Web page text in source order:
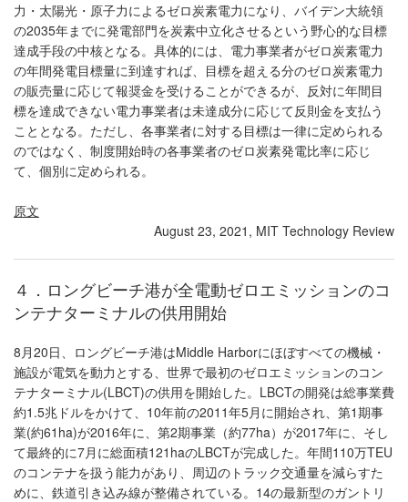
力・太陽光・原子力によるゼロ炭素電力になり、バイデン大統領
の2035年までに発電部門を炭素中立化させるという野心的な目標
達成手段の中核となる。具体的には、電力事業者がゼロ炭素電力
の年間発電目標量に到達すれば、目標を超える分のゼロ炭素電力
の販売量に応じて報奨金を受けることができるが、反対に年間目
標を達成できない電力事業者は未達成分に応じて反則金を支払う
こととなる。ただし、各事業者に対する目標は一律に定められる
のではなく、制度開始時の各事業者のゼロ炭素発電比率に応じ
て、個別に定められる。
原文
August 23, 2021, MIT Technology Review
４．ロングビーチ港が全電動ゼロエミッションのコ
ンテナターミナルの供用開始
8月20日、ロングビーチ港はMiddle Harborにほぼすべての機械・
施設が電気を動力とする、世界で最初のゼロエミッションのコン
テナターミナル(LBCT)の供用を開始した。LBCTの開発は総事業費
約1.5兆ドルをかけて、10年前の2011年5月に開始され、第1期事
業(約61ha)が2016年に、第2期事業（約77ha）が2017年に、そし
て最終的に7月に総面積121haのLBCTが完成した。年間110万TEU
のコンテナを扱う能力があり、周辺のトラック交通量を減らすた
めに、鉄道引き込み線が整備されている。14の最新型のガントリ